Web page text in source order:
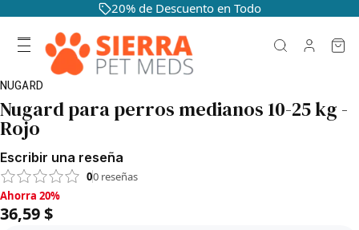
20% de Descuento en Todo
NUGARD
Nugard para perros medianos 10-25 kg -
Rojo
Escribir una reseña
00 reseñas
Ahorra 20%, 36,59 $
Ahorra 20%
36,59 $